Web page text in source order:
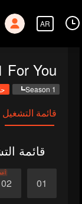
AR
For You
Season 1
قائمة التشغيل
قائمة
01
02